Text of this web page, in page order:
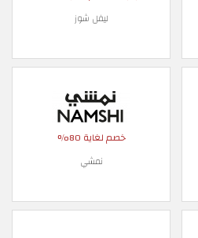
ليفل شوز
خصم لغاية 80%
نمشي